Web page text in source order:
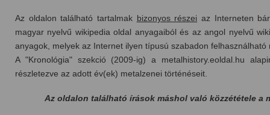
Az oldalon található tartalmak bizonyos részei az Interneten
magyar nyelvű wikipedia oldal anyagaiból és az angol nyelvű
anyagok, melyek az Internet ilyen típusú szabadon
A "Kronológia" szekció (2009-ig) a metalhistory.eoldal.hu
részletezve az adott év(ek) metalzenei történéseit.
Az oldalon található írások máshol való közzététele